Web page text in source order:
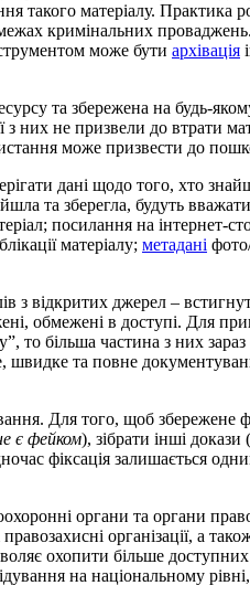
такого матеріалу.
кримінальних
може бути архівація
та збережена на будь-
не призвели до втрати
може призвести до
дані щодо того, хто
та зберегла, будуть
посилання на
матеріалу; метадані
відкритих джерел –
обмежені в доступі. Для
більша частина з них
та повне
Для того, щоб
є фейком), зібрати інші докази (
фіксація залишається
органи та органи
правозахисні організації, а
охопити більше
на національному